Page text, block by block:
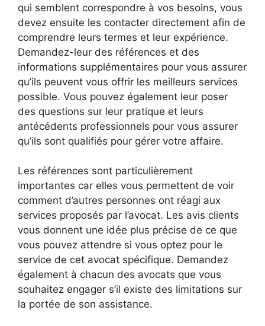
qui semblent correspondre à vos besoins, vous
devez ensuite les contacter directement afin de
comprendre leurs termes et leur expérience.
Demandez-leur des références et des
informations supplémentaires pour vous assurer
qu’ils peuvent vous offrir les meilleurs services
possible. Vous pouvez également leur poser
des questions sur leur pratique et leurs
antécédents professionnels pour vous assurer
qu’ils sont qualifiés pour gérer votre affaire.
Les références sont particulièrement
importantes car elles vous permettent de voir
comment d’autres personnes ont réagi aux
services proposés par l’avocat. Les avis clients
vous donnent une idée plus précise de ce que
vous pouvez attendre si vous optez pour le
service de cet avocat spécifique. Demandez
également à chacun des avocats que vous
souhaitez engager s’il existe des limitations sur
la portée de son assistance.